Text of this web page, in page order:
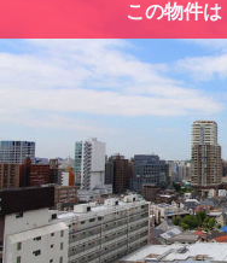
この物件は